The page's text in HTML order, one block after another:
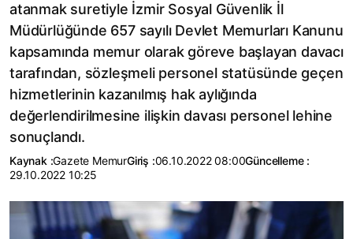
atanmak suretiyle İzmir Sosyal Güvenlik İl
Müdürlüğünde 657 sayılı Devlet Memurları Kanunu
kapsamında memur olarak göreve başlayan davacı
tarafından, sözleşmeli personel statüsünde geçen
hizmetlerinin kazanılmış hak aylığında
değerlendirilmesine ilişkin davası personel lehine
sonuçlandı.
Kaynak :Gazete MemurGiriş :06.10.2022 08:00Güncelleme :
29.10.2022 10:25